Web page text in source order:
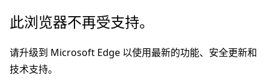
跳
主
要
此浏览器不再受支持。
请升级到 Microsoft Edge 以使用最新的功能、安全更新和
技术支持。